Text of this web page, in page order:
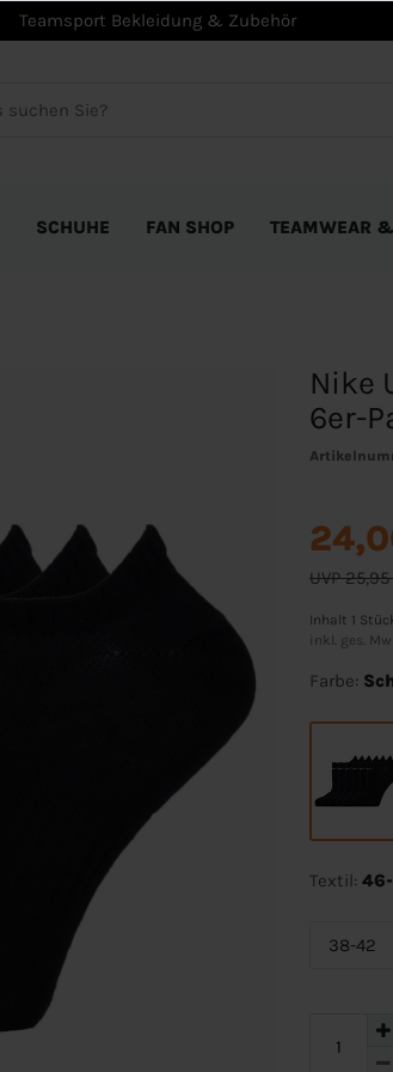
Teamsport Bekleidung & Zubehör
SCHUHE FAN SHOP TEAMWEAR
Nike
6er-
UVP
Inhalt 1
inkl. ges.
Farbe:
Textil:
38-42